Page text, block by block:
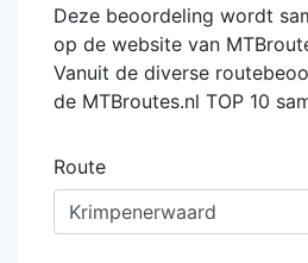
Deze beoordeling wordt
op de website van
Vanuit de diverse
de MTBroutes.nl TOP 10
Route
Krimpenerwaard